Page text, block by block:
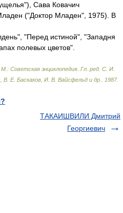
Сава Ковачич
("Доктор Младен", 1975). В
"Перед истиной", "Западня
полевых цветов".
Советская энциклопедия Гл. ред. С. И.
Е. Баскаков, И. В. Вайсфельд и др.
1987.
ТАКАИШВИЛИ Дмитрий
Георгиевич